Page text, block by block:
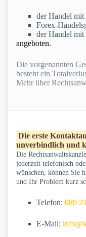
der Handel
Forex-
der Handel
angeboten.
Die vorgenannten
besteht ein
Mehr über
Die erste
unverbindlich und
Die
jederzeit telefonisch
wünschen, können Sie
und Ihr Problem kurz
Telefon: 089
E-Mail: